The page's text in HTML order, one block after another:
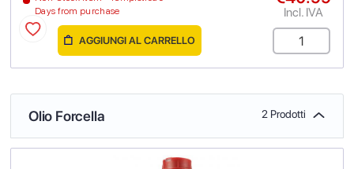
Days from purchase
Incl. IVA
AGGIUNGI AL CARRELLO
Olio Forcella 2 Prodotti